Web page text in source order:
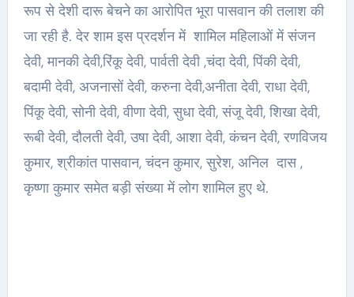
रूप से देशी दारू बेचने का आरोपित भूरा पासवान की तलाश की
जा रही है. देर शाम इस प्रदर्शन में शामिल महिलाओं में संजन
देवी, मानकी देवी,रिंकू देवी, पार्वती देवी ,चंदा देवी, पिंकी देवी,
बदामी देवी, अजनासों देवी, करुना देवी,अनीता देवी, राधा देवी,
पिंकू देवी, सोनी देवी, वीणा देवी, सुधा देवी, संजू देवी, शिखा देवी,
रूबी देवी, दौलती देवी, उषा देवी, आशा देवी, कंचन देवी, रणविजय
कुमार, श्रीकांत पासवान, चंदन कुमार, सुरेश, अनिल दास ,
कृष्णा कुमार समेत बड़ी संख्या में लोग शामिल हुए थे.